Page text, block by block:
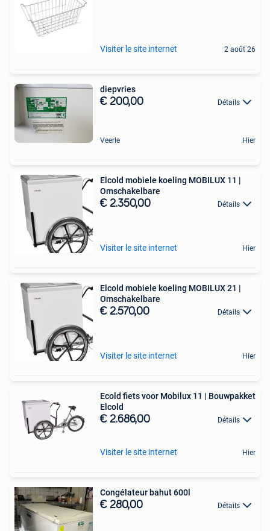
Visiter le site internet 2 août 26
diepvries
€ 200,00 Détails
Veerle Hier
Elcold mobiele koeling MOBILUX 11 |
Omschakelbare
€ 2.350,00 Détails
Visiter le site internet Hier
Elcold mobiele koeling MOBILUX 21 |
Omschakelbare
€ 2.570,00 Détails
Visiter le site internet Hier
Ecold fiets voor Mobilux 11 | Bouwpakket
Elcold
€ 2.686,00 Détails
Visiter le site internet Hier
Congélateur bahut 600l
€ 280,00 Détails